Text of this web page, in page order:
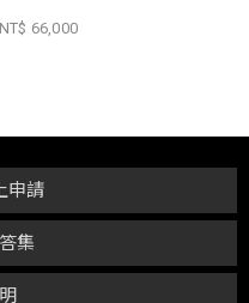
NT$ 66,000
集
申請